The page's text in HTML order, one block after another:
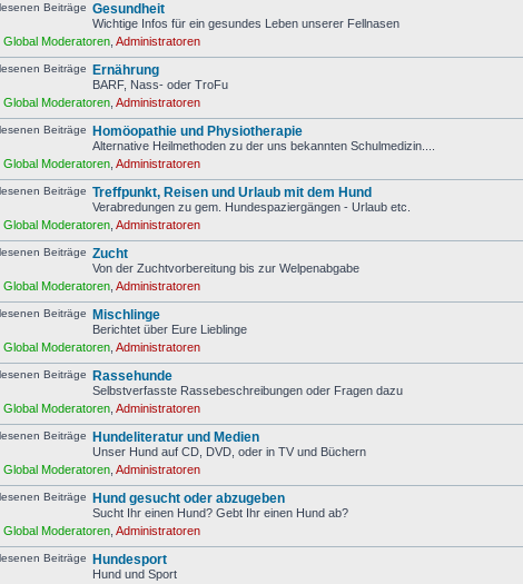
Gesundheit
Wichtige Infos für ein gesundes Leben unserer Fellnasen
Global Moderatoren ,Administratoren
Ernährung
BARF, Nass- oder TroFu
Global Moderatoren ,Administratoren
Homöopathie und Physiotherapie
Alternative Heilmethoden zu der uns bekannten Schulmedizin....
Global Moderatoren ,Administratoren
Treffpunkt, Reisen und Urlaub mit dem Hund
Verabredungen zu gem. Hundespaziergängen - Urlaub etc.
Global Moderatoren ,Administratoren
Zucht
Von der Zuchtvorbereitung bis zur Welpenabgabe
Global Moderatoren ,Administratoren
Mischlinge
Berichtet über Eure Lieblinge
Global Moderatoren ,Administratoren
Rassehunde
Selbstverfasste Rassebeschreibungen oder Fragen dazu
Global Moderatoren ,Administratoren
Hundeliteratur und Medien
Unser Hund auf CD, DVD, oder in TV und Büchern
Global Moderatoren ,Administratoren
Hund gesucht oder abzugeben
Sucht Ihr einen Hund? Gebt Ihr einen Hund ab?
Global Moderatoren ,Administratoren
Hundesport
Hund und Sport